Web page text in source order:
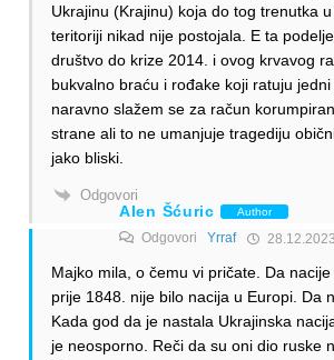
Ukrajinu (Krajinu) koja do tog trenutka
teritoriji nikad nije postojala. E ta
društvo do krize 2014. i ovog krvavog
bukvalno braću i rođake koji ratuju
naravno slažem se za račun
strane ali to ne umanjuje tragediju
jako bliski.
Odgovori
Alen Šćuric Author
Odgovori Yrraf
Majko mila, o čemu vi pričate. Da
prije 1848. nije bilo nacija u Europi. Da
Kada god da je nastala Ukrajinska
je neosporno. Reči da su oni dio ruske